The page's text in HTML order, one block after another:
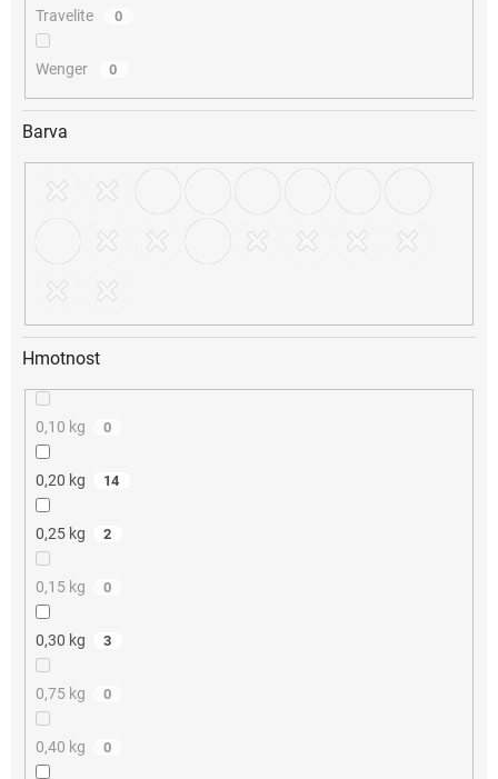
Travelite 0
Wenger 0
Barva
Hmotnost
0,10 kg 0
0,20 kg 14
0,25 kg 2
0,15 kg 0
0,30 kg 3
0,75 kg 0
0,40 kg 0